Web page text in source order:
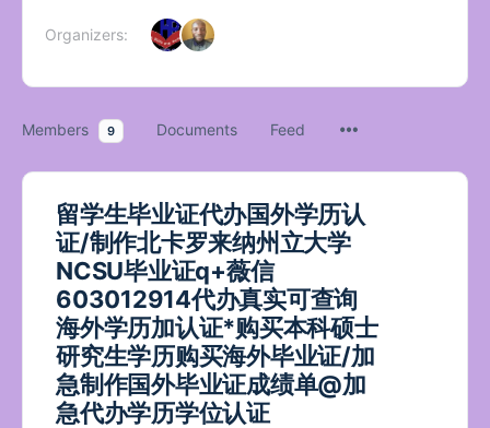
Organizers:
Members 9 Documents Feed
留学生毕业证代办国外学历认
证/制作北卡罗来纳州立大学
NCSU毕业证q+薇信
603012914代办真实可查询
海外学历加认证*购买本科硕士
研究生学历购买海外毕业证/加
急制作国外毕业证成绩单@加
急代办学历学位认证